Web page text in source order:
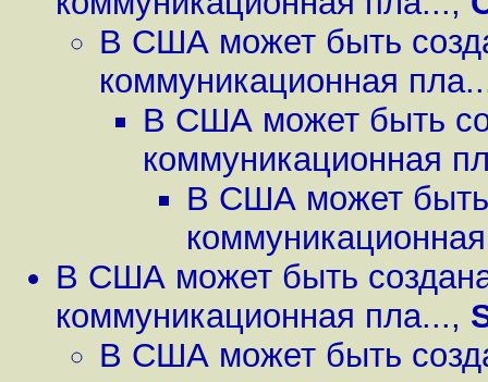
В США может быть
коммуникационная
В США может быть
коммуникационная
В США может быть
В США может быть
коммуникационная пла...,
В США может быть